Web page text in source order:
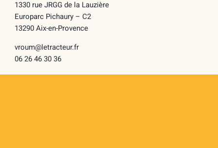
1330 rue JRGG de la Lauzière
Europarc Pichaury – C2
13290 Aix-en-Provence
vroum@letracteur.fr
06 26 46 30 36